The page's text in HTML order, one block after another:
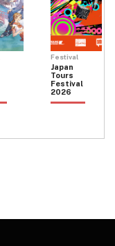
Festival
Japan
Tours
Festival
2026